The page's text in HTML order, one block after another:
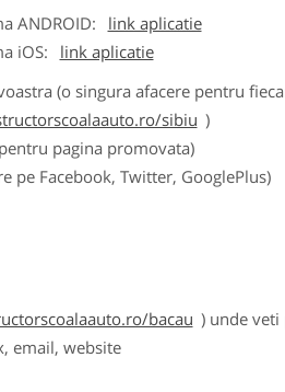
ANDROID:
link aplicatie
iOS:
link aplicatie
(o singura afacere pentru
sibiu )
pagina promovata)
pe Facebook, Twitter, GooglePlus)
bacau ) unde veti
email, website